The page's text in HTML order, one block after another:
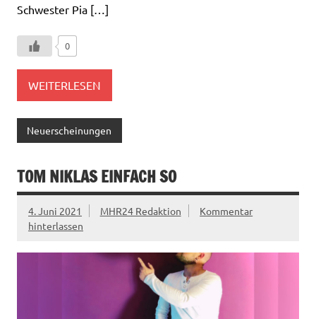
Schwester Pia […]
0
WEITERLESEN
Neuerscheinungen
TOM NIKLAS EINFACH SO
4. Juni 2021 MHR24 Redaktion
Kommentar
hinterlassen